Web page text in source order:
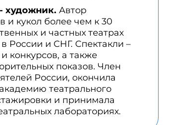
художник. Автор
и кукол более чем к 30
и частных театрах
России и СНГ. Спектакли –
конкурсов, а также
показов. Член
России, окончила
театрального
и принимала
лабораториях.